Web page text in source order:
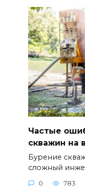
Частые
скважин на
Бурение
сложный
0 783